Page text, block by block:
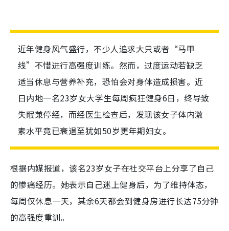
近年健身风气盛行，不少人追求大只或者“马甲
线”不惜进行高强度训练。然而，过度运动若缺乏
适当休息与营养补充，恐怕会对身体造成损害。近
日内地一名23岁女大学生每周疯狂健身6日，终导致
失眠兼停经，而经医生检查后，发现该女子体内激
素水平竟已衰退至犹如50岁更年期妇女。
根据内媒报道，该名23岁女子在社交平台上分享了自己
的惨痛经历。她表示自己迷上健身后，为了维持体态，
每周仅休息一天，其余6天都会到健身房进行长达75分钟
的高强度重训。